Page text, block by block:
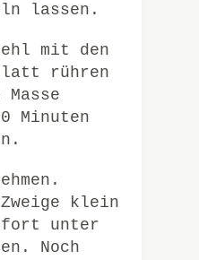
lassen.
mit den
rühren
Minuten
klein
unter
Noch